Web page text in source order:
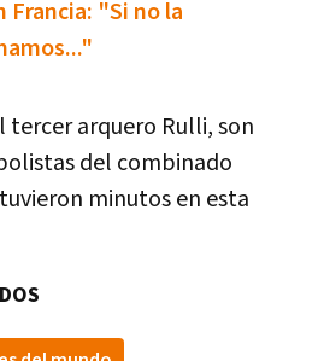
Francia: "Si no la
tercer arquero Rulli, son
del combinado
minutos en esta